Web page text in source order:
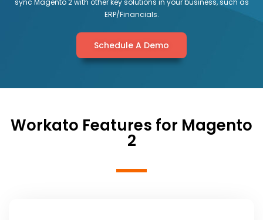
ERP/Financials.
Schedule A Demo
Workato Features for Magento
2